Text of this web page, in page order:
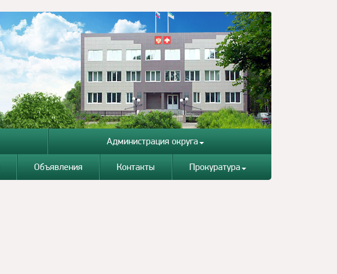
Администрация округа
Объявления Контакты Прокуратура